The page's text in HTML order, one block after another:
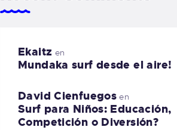
Ekaitz en
Mundaka surf desde el aire!
David Cienfuegos en
Surf para Niños: Educación,
Competición o Diversión?